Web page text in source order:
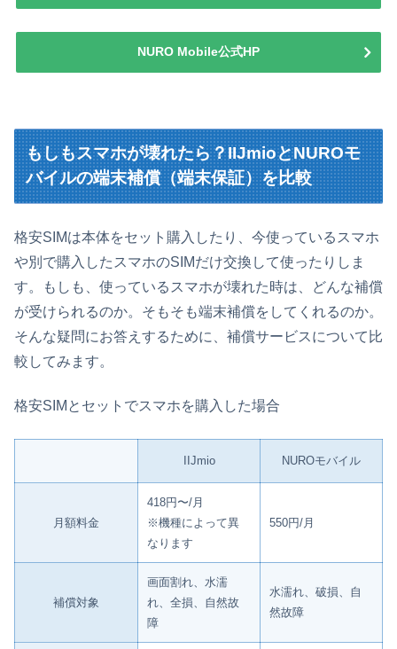
NURO Mobile公式HP
もしもスマホが壊れたら？IIJmioとNUROモ
バイルの端末補償（端末保証）を比較
格安SIMは本体をセット購入したり、今使っているスマホ
や別で購入したスマホのSIMだけ交換して使ったりしま
す。もしも、使っているスマホが壊れた時は、どんな補償
が受けられるのか。そもそも端末補償をしてくれるのか。
そんな疑問にお答えするために、補償サービスについて比
較してみます。
格安SIMとセットでスマホを購入した場合
IIJmio NUROモバイル
月額料金
418円〜/月
※機種によって異
なります
550円/月
補償対象
画面割れ、水濡
れ、全損、自然故
障
水濡れ、破損、自
然故障